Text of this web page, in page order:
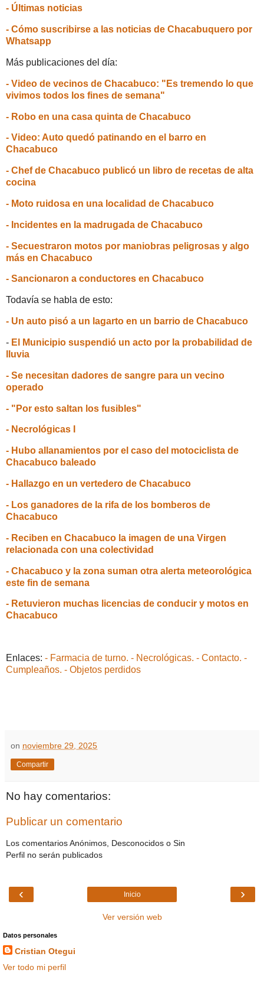
- Últimas noticias
- Cómo suscribirse a las noticias de Chacabuquero por
Whatsapp
Más publicaciones del día:
- Video de vecinos de Chacabuco: "Es tremendo lo que
vivimos todos los fines de semana"
- Robo en una casa quinta de Chacabuco
- Video: Auto quedó patinando en el barro en
Chacabuco
- Chef de Chacabuco publicó un libro de recetas de alta
cocina
- Moto ruidosa en una localidad de Chacabuco
- Incidentes en la madrugada de Chacabuco
- Secuestraron motos por maniobras peligrosas y algo
más en Chacabuco
- Sancionaron a conductores en Chacabuco
Todavía se habla de esto:
- Un auto pisó a un lagarto en un barrio de Chacabuco
- El Municipio suspendió un acto por la probabilidad de
lluvia
- Se necesitan dadores de sangre para un vecino
operado
- "Por esto saltan los fusibles"
- Necrológicas I
- Hubo allanamientos por el caso del motociclista de
Chacabuco baleado
- Hallazgo en un vertedero de Chacabuco
- Los ganadores de la rifa de los bomberos de
Chacabuco
- Reciben en Chacabuco la imagen de una Virgen
relacionada con una colectividad
- Chacabuco y la zona suman otra alerta meteorológica
este fin de semana
- Retuvieron muchas licencias de conducir y motos en
Chacabuco
Enlaces: - Farmacia de turno. - Necrológicas. - Contacto. -
Cumpleaños. - Objetos perdidos
on noviembre 29, 2025
Compartir
No hay comentarios:
Publicar un comentario
Los comentarios Anónimos, Desconocidos o Sin
Perfil no serán publicados
‹ ›
Inicio
Ver versión web
Datos personales
Cristian Otegui
Ver todo mi perfil